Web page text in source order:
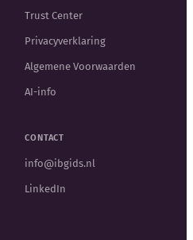
Trust Center
Privacyverklaring
Algemene Voorwaarden
AI-info
CONTACT
info@ibgids.nl
LinkedIn